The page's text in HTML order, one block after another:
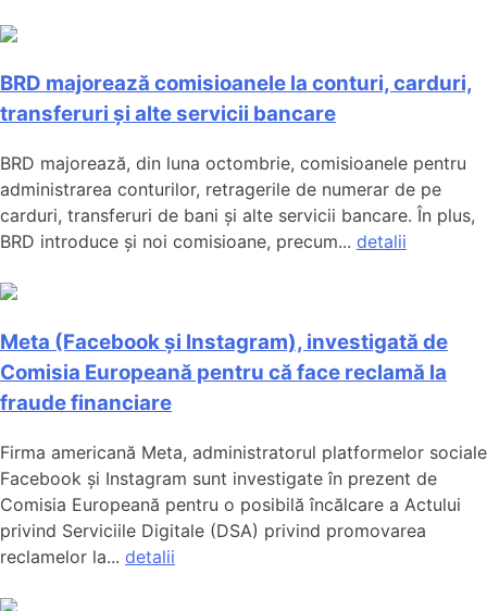
BRD majorează comisioanele la conturi, carduri,
transferuri și alte servicii bancare
BRD majorează, din luna octombrie, comisioanele pentru
administrarea conturilor, retragerile de numerar de pe
carduri, transferuri de bani și alte servicii bancare. În plus,
BRD introduce și noi comisioane, precum... detalii
Meta (Facebook și Instagram), investigată de
Comisia Europeană pentru că face reclamă la
fraude financiare
Firma americană Meta, administratorul platformelor sociale
Facebook și Instagram sunt investigate în prezent de
Comisia Europeană pentru o posibilă încălcare a Actului
privind Serviciile Digitale (DSA) privind promovarea
reclamelor la... detalii